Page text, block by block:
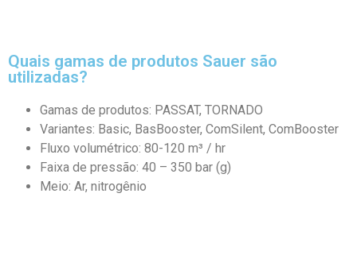
Quais gamas de produtos Sauer são
utilizadas?
Gamas de produtos: PASSAT, TORNADO
Variantes: Basic, BasBooster, ComSilent, ComBooster
Fluxo volumétrico: 80-120 m³ / hr
Faixa de pressão: 40 – 350 bar (g)
Meio: Ar, nitrogênio